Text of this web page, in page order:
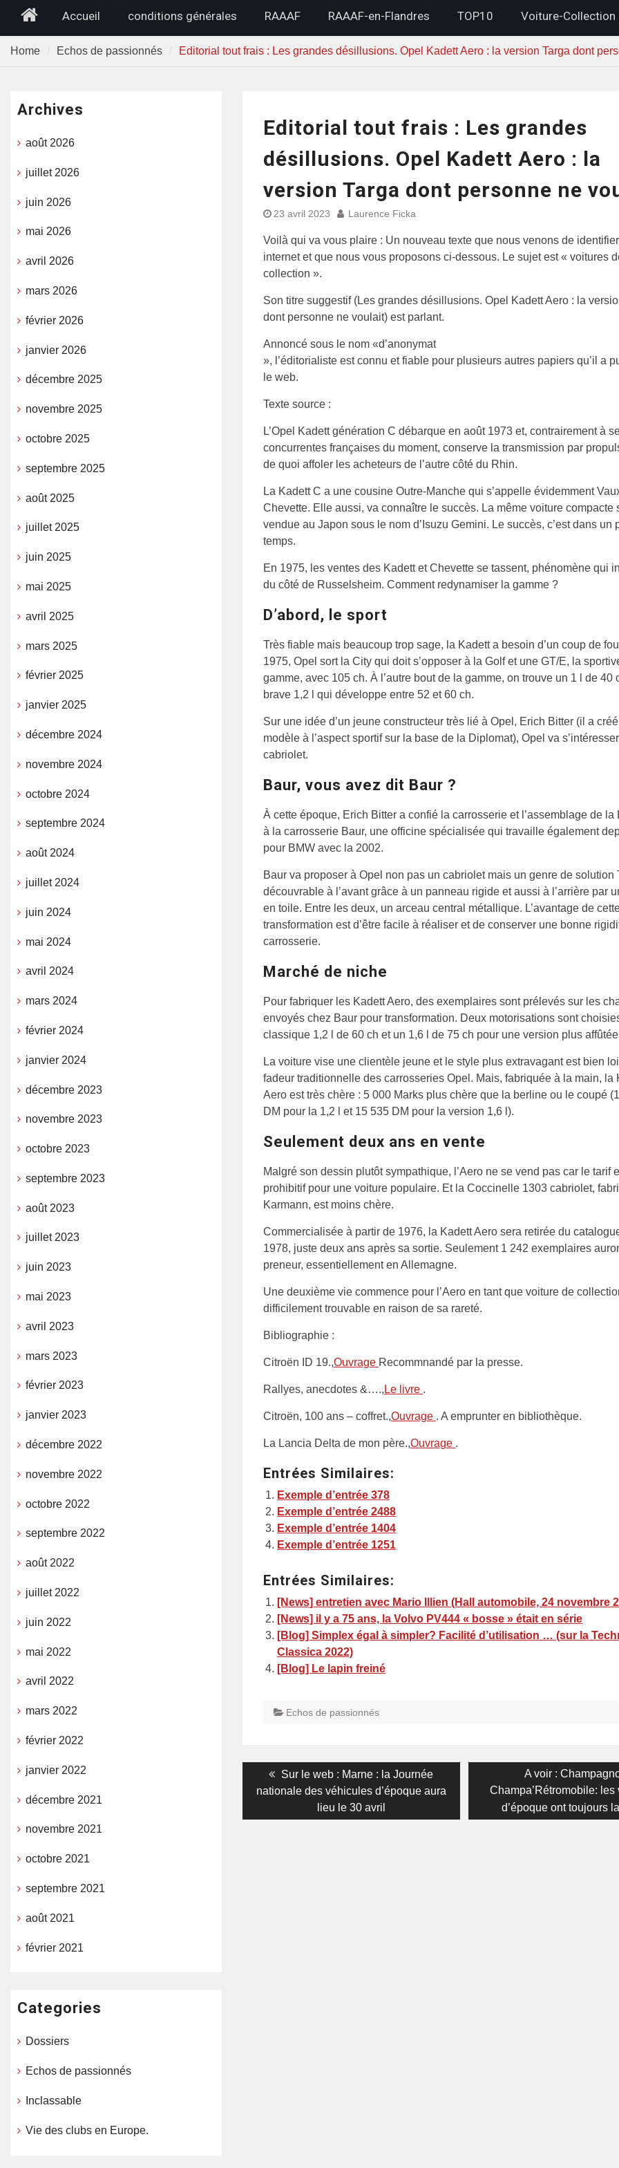
HomeAccueil conditions générales RAAAF RAAAF-en-Flandres TOP10 Voiture-Collection
Home Echos de passionnés Editorial tout frais : Les grandes désillusions. Opel Kadett Aero : la version Targa dont
Editorial tout frais : Les grandes
désillusions. Opel Kadett Aero : la
version Targa dont personne ne
23 avril 2023 Laurence Ficka
Voilà qui va vous plaire : Un nouveau texte que nous venons de
internet et que nous vous proposons ci-dessous. Le sujet est « voitures
collection ».
Son titre suggestif (Les grandes désillusions. Opel Kadett Aero : la
dont personne ne voulait) est parlant.
Annoncé sous le nom «d’anonymat
», l’éditorialiste est connu et fiable pour plusieurs autres papiers qu’il a
le web.
Texte source :
L’Opel Kadett génération C débarque en août 1973 et, contrairement à
concurrentes françaises du moment, conserve la transmission par
de quoi affoler les acheteurs de l’autre côté du Rhin.
La Kadett C a une cousine Outre-Manche qui s’appelle évidemment
Chevette. Elle aussi, va connaître le succès. La même voiture compacte
vendue au Japon sous le nom d’Isuzu Gemini. Le succès, c’est dans un
temps.
En 1975, les ventes des Kadett et Chevette se tassent, phénomène qui
du côté de Russelsheim. Comment redynamiser la gamme ?
D’abord, le sport
Très fiable mais beaucoup trop sage, la Kadett a besoin d’un coup de
1975, Opel sort la City qui doit s’opposer à la Golf et une GT/E, la
gamme, avec 105 ch. À l’autre bout de la gamme, on trouve un 1 l de 40
brave 1,2 l qui développe entre 52 et 60 ch.
Sur une idée d’un jeune constructeur très lié à Opel, Erich Bitter (il a
modèle à l’aspect sportif sur la base de la Diplomat), Opel va
cabriolet.
Baur, vous avez dit Baur ?
À cette époque, Erich Bitter a confié la carrosserie et l’assemblage de la
à la carrosserie Baur, une officine spécialisée qui travaille également
pour BMW avec la 2002.
Baur va proposer à Opel non pas un cabriolet mais un genre de solution
découvrable à l’avant grâce à un panneau rigide et aussi à l’arrière par
en toile. Entre les deux, un arceau central métallique. L’avantage de
transformation est d’être facile à réaliser et de conserver une bonne
carrosserie.
Marché de niche
Pour fabriquer les Kadett Aero, des exemplaires sont prélevés sur les
envoyés chez Baur pour transformation. Deux motorisations sont
classique 1,2 l de 60 ch et un 1,6 l de 75 ch pour une version plus
La voiture vise une clientèle jeune et le style plus extravagant est bien
fadeur traditionnelle des carrosseries Opel. Mais, fabriquée à la main, la
Aero est très chère : 5 000 Marks plus chère que la berline ou le coupé
DM pour la 1,2 l et 15 535 DM pour la version 1,6 l).
Seulement deux ans en vente
Malgré son dessin plutôt sympathique, l’Aero ne se vend pas car le tarif
prohibitif pour une voiture populaire. Et la Coccinelle 1303 cabriolet,
Karmann, est moins chère.
Commercialisée à partir de 1976, la Kadett Aero sera retirée du
1978, juste deux ans après sa sortie. Seulement 1 242 exemplaires
preneur, essentiellement en Allemagne.
Une deuxième vie commence pour l’Aero en tant que voiture de
difficilement trouvable en raison de sa rareté.
Bibliographie :
Citroën ID 19.,Ouvrage Recommnandé par la presse.
Rallyes, anecdotes &…., Le livre .
Citroën, 100 ans – coffret.,Ouvrage . A emprunter en bibliothèque.
La Lancia Delta de mon père.,Ouvrage .
Entrées Similaires:
Exemple d’entrée 378
Exemple d’entrée 2488
Exemple d’entrée 1404
Exemple d’entrée 1251
Entrées Similaires:
[News] entretien avec Mario Illien (Hall automobile, 24 novembre
[News] il y a 75 ans, la Volvo PV444 « bosse » était en série
[Blog] Simplex égal à simpler? Facilité d’utilisation … (sur la
Classica 2022)
[Blog] Le lapin freiné
Echos de passionnés
Navigation
de
l’article
Previous
post:
Sur le web : Marne : la Journée
nationale des véhicules d’époque aura
lieu le 30 avril
Next
post:
A voir :
Champa’Rétromobile: les
d’époque ont toujours
Archives
août 2026
juillet 2026
juin 2026
mai 2026
avril 2026
mars 2026
février 2026
janvier 2026
décembre 2025
novembre 2025
octobre 2025
septembre 2025
août 2025
juillet 2025
juin 2025
mai 2025
avril 2025
mars 2025
février 2025
janvier 2025
décembre 2024
novembre 2024
octobre 2024
septembre 2024
août 2024
juillet 2024
juin 2024
mai 2024
avril 2024
mars 2024
février 2024
janvier 2024
décembre 2023
novembre 2023
octobre 2023
septembre 2023
août 2023
juillet 2023
juin 2023
mai 2023
avril 2023
mars 2023
février 2023
janvier 2023
décembre 2022
novembre 2022
octobre 2022
septembre 2022
août 2022
juillet 2022
juin 2022
mai 2022
avril 2022
mars 2022
février 2022
janvier 2022
décembre 2021
novembre 2021
octobre 2021
septembre 2021
août 2021
février 2021
Categories
Dossiers
Echos de passionnés
Inclassable
Vie des clubs en Europe.